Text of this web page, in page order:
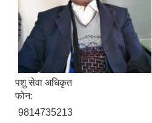
पशु सेवा अधिकृत
फोन:
9814735213